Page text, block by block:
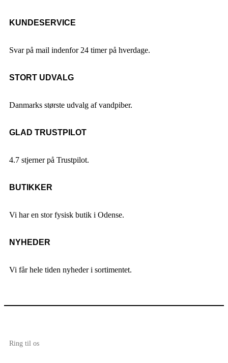
KUNDESERVICE
Svar på mail indenfor 24 timer på hverdage.
STORT UDVALG
Danmarks største udvalg af vandpiber.
GLAD TRUSTPILOT
4.7 stjerner på Trustpilot.
BUTIKKER
Vi har en stor fysisk butik i Odense.
NYHEDER
Vi får hele tiden nyheder i sortimentet.
Ring til os